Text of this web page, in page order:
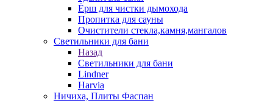
Ёрш для чистки дымохода
Пропитка для сауны
Очистители стекла,камня,мангалов
Светильники для бани
Назад
Светильники для бани
Lindner
Harvia
Ничиха, Плиты Фаспан